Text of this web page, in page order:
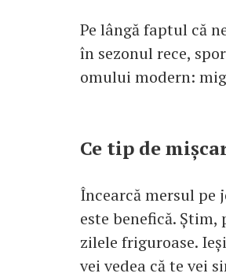
Pe lângă faptul că
în sezonul rece,
omului modern:
Ce tip de
Încearcă mersul pe
este benefică.
zilele friguroase.
vei vedea că te vei